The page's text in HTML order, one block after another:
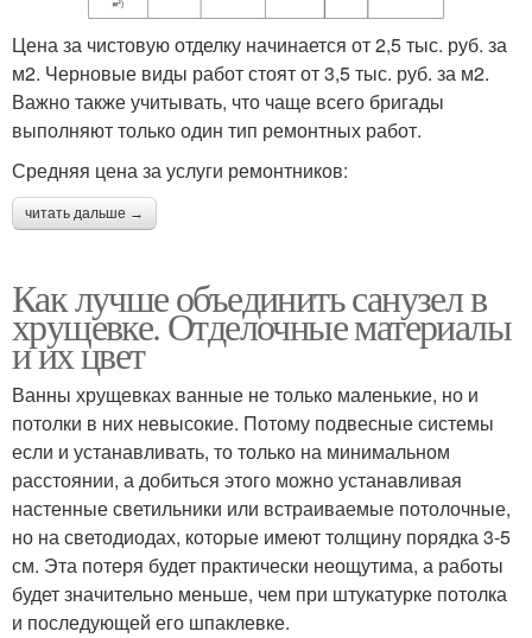
Цена за чистовую отделку начинается от 2,5 тыс. руб. за
м2. Черновые виды работ стоят от 3,5 тыс. руб. за м2.
Важно также учитывать, что чаще всего бригады
выполняют только один тип ремонтных работ.
Средняя цена за услуги ремонтников:
читать дальше →
Как лучше объединить санузел в
хрущевке. Отделочные материалы
и их цвет
Ванны хрущевках ванные не только маленькие, но и
потолки в них невысокие. Потому подвесные системы
если и устанавливать, то только на минимальном
расстоянии, а добиться этого можно устанавливая
настенные светильники или встраиваемые потолочные,
но на светодиодах, которые имеют толщину порядка 3-5
см. Эта потеря будет практически неощутима, а работы
будет значительно меньше, чем при штукатурке потолка
и последующей его шпаклевке.